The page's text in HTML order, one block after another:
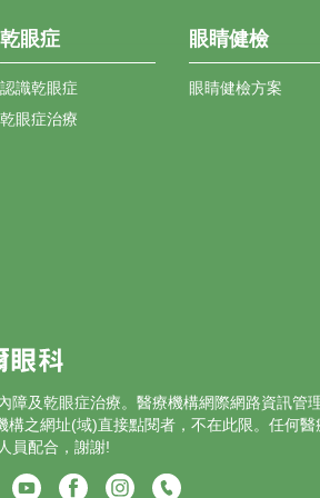
乾眼症
認識乾眼症
乾眼症治療
眼睛健檢
眼睛健檢方案
障及乾眼症治療。醫療機構網際網路資訊管
之網址(域)直接點閱者，不在此限。任何
員配合，謝謝!